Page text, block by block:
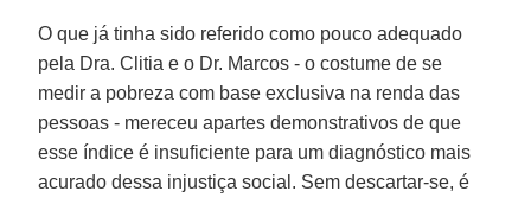
O que já tinha sido referido como pouco adequado
pela Dra.Clitiae o Dr. Marcos- o costume de se
medir a pobreza com base exclusiva na renda das
pessoas - mereceu apartes demonstrativos de que
esse índice é insuficiente para um diagnóstico mais
acurado dessa injustiça social. Sem descartar-se, é